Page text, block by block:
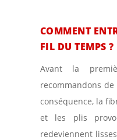
COMMENT
FIL DU TEMPS ?
Avant la
recommandons
conséquence, la
et les plis
redeviennent